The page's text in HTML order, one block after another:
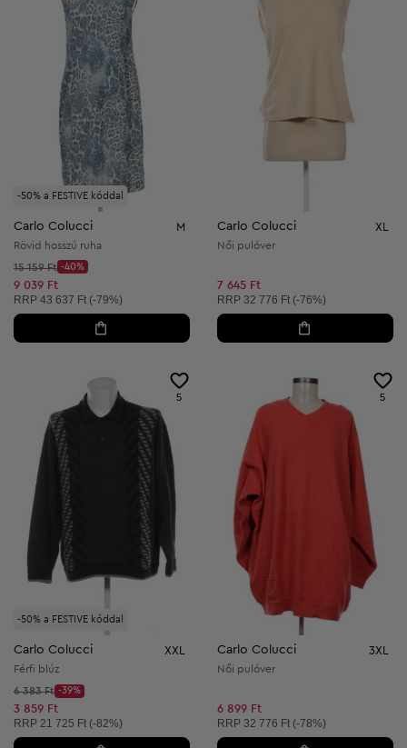
-50% a FESTIVE kóddal
Carlo Colucci M
Rövid hosszú ruha
Kezdő ár:
15 159 Ft
Discount Price:
-40%
Csökkentett ár:
9 039 Ft
Ajánlott ár:
RRP 43 637 Ft (-79%)
Carlo Colucci XL
Női pulóver
7 645 Ft
Ajánlott ár:
RRP 32 776 Ft (-76%)
-50% a FESTIVE kóddal
5
Carlo Colucci XXL
Férfi blúz
Kezdő ár:
6 383 Ft
Discount Price:
-39%
Csökkentett ár:
3 859 Ft
Ajánlott ár:
RRP 21 725 Ft (-82%)
5
Carlo Colucci 3XL
Női pulóver
6 899 Ft
Ajánlott ár:
RRP 32 776 Ft (-78%)